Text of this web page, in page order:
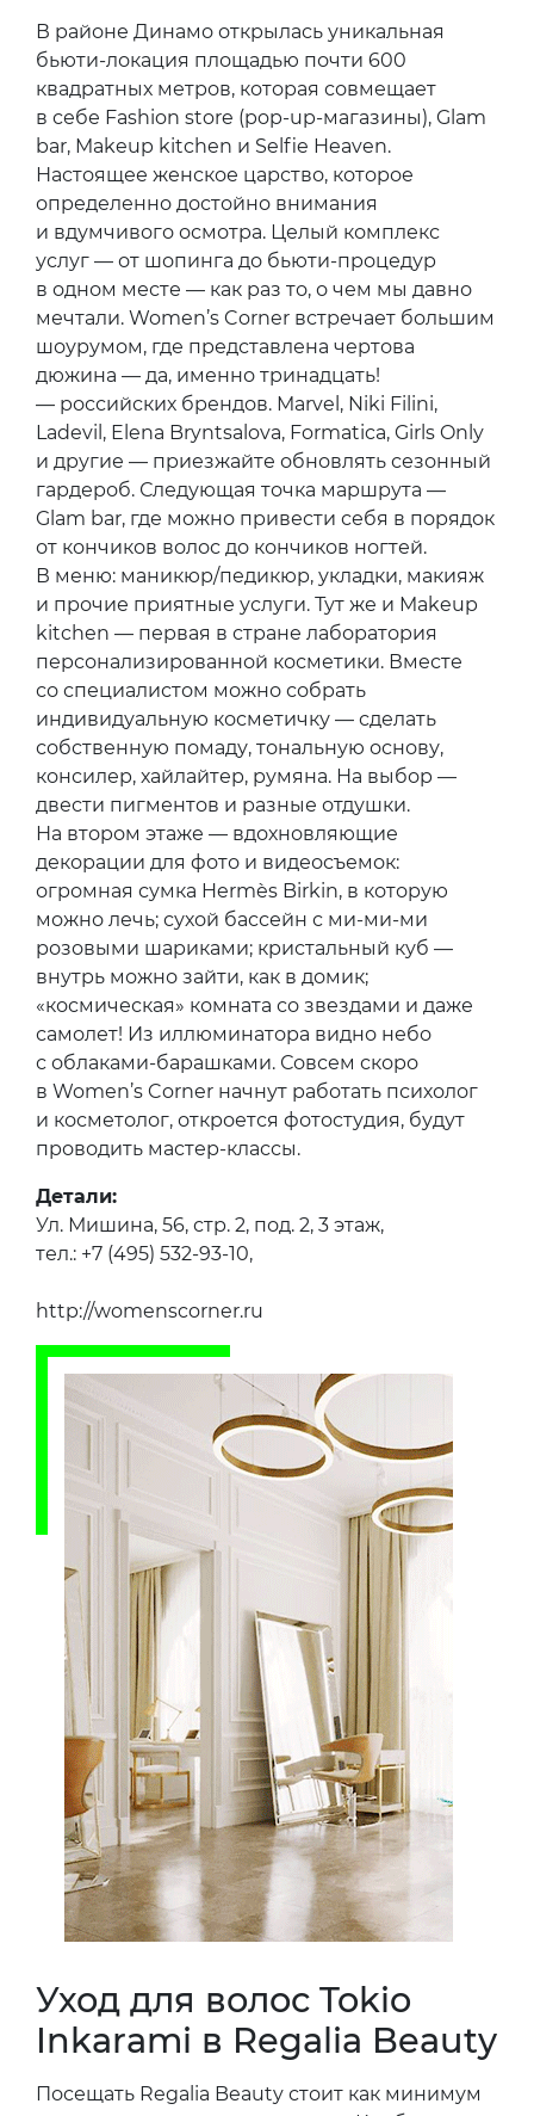
В районе Динамо открылась уникальная
бьюти-локация площадью почти 600
квадратных метров, которая совмещает
в себе Fashion store (pop-up-магазины), Glam
bar, Makeup kitchen и Selfie Heaven.
Настоящее женское царство, которое
определенно достойно внимания
и вдумчивого осмотра. Целый комплекс
услуг — от шопинга до бьюти-процедур
в одном месте — как раз то, о чем мы давно
мечтали. Women’s Corner встречает большим
шоурумом, где представлена чертова
дюжина — да, именно тринадцать!
— российских брендов. Marvel, Niki Filini,
Ladevil, Elena Bryntsalova, Formatica, Girls Only
и другие — приезжайте обновлять сезонный
гардероб. Следующая точка маршрута —
Glam bar, где можно привести себя в порядок
от кончиков волос до кончиков ногтей.
В меню: маникюр/педикюр, укладки, макияж
и прочие приятные услуги. Тут же и Makeup
kitchen — первая в стране лаборатория
персонализированной косметики. Вместе
со специалистом можно собрать
индивидуальную косметичку — сделать
собственную помаду, тональную основу,
консилер, хайлайтер, румяна. На выбор —
двести пигментов и разные отдушки.
На втором этаже — вдохновляющие
декорации для фото и видеосъемок:
огромная сумка Hermès Birkin, в которую
можно лечь; сухой бассейн с ми-ми-ми
розовыми шариками; кристальный куб —
внутрь можно зайти, как в домик;
«космическая» комната со звездами и даже
самолет! Из иллюминатора видно небо
с облаками-барашками. Совсем скоро
в Women’s Corner начнут работать психолог
и косметолог, откроется фотостудия, будут
проводить мастер-классы.
Детали:
Ул. Мишина, 56, стр. 2, под. 2, 3 этаж,
тел.: +7 (495) 532-93-10,
http://womenscorner.ru
Уход для волос Tokio
Inkarami в Regalia Beauty
Посещать Regalia Beauty стоит как минимум